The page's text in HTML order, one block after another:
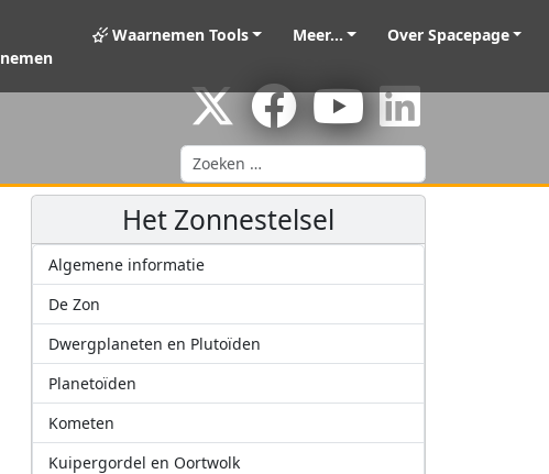
Waarnemen Tools Meer... Over Spacepage
Zoeken
Het Zonnestelsel
Algemene informatie
De Zon
Dwergplaneten en Plutoïden
Planetoïden
Kometen
Kuipergordel en Oortwolk